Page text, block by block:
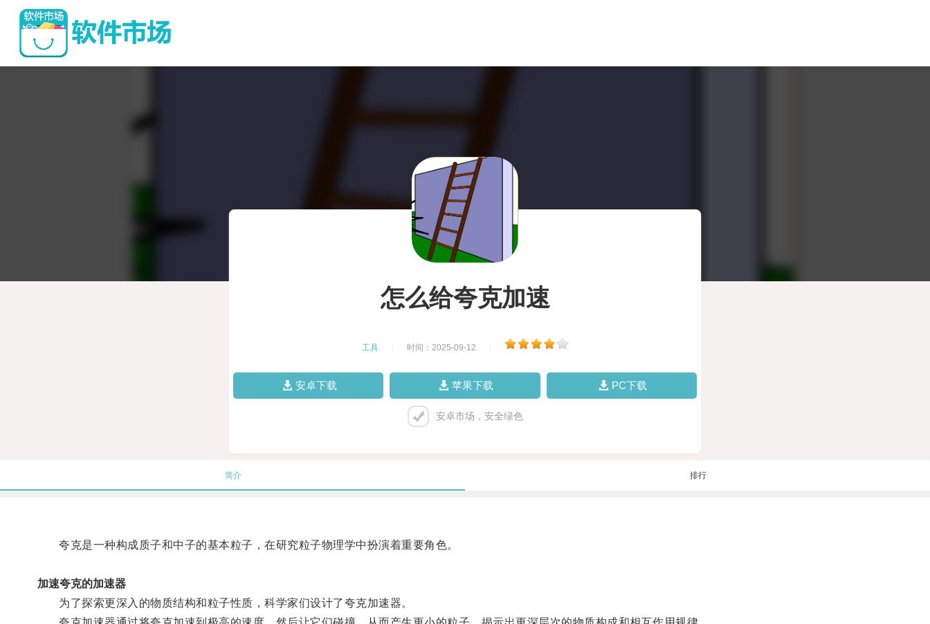
怎么给夸克加速
工具 时间：2025-09-12
安卓下载 苹果下载 PC下载
安卓市场，安全绿色
简介 排行
夸克是一种构成质子和中子的基本粒子，在研究粒子物理学中扮演着重要角色。
加速夸克的加速器
为了探索更深入的物质结构和粒子性质，科学家们设计了夸克加速器。